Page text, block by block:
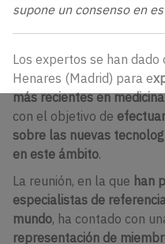
supone un consenso en
Los expertos se han
Henares (Madrid) para e
más recientes en
con el objetivo de
sobre las nuevas
en este ámbito.
La reunión, en la que han
especialistas de
mundo, ha contado con
representación de